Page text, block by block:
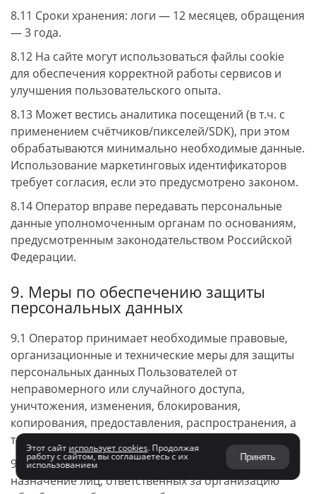
8.11 Сроки хранения: логи — 12 месяцев, обращения
— 3 года.
8.12 На сайте могут использоваться файлы cookie
для обеспечения корректной работы сервисов и
улучшения пользовательского опыта.
8.13 Может вестись аналитика посещений (в т.ч. с
применением счётчиков/пикселей/SDK), при этом
обрабатываются минимально необходимые данные.
Использование маркетинговых идентификаторов
требует согласия, если это предусмотрено законом.
8.14 Оператор вправе передавать персональные
данные уполномоченным органам по основаниям,
предусмотренным законодательством Российской
Федерации.
9. Меры по обеспечению защиты
персональных данных
9.1 Оператор принимает необходимые правовые,
организационные и технические меры для защиты
персональных данных Пользователей от
неправомерного или случайного доступа,
уничтожения, изменения, блокирования,
копирования, предоставления, распространения, а
также от иных неправомерных действий.
9.2 К таким мерам относятся, в частности:
назначение лиц, ответственных за организацию
Этот сайтиспользует cookies. Продолжая
работу с сайтом, вы соглашаетесь с их
использованием
Принять